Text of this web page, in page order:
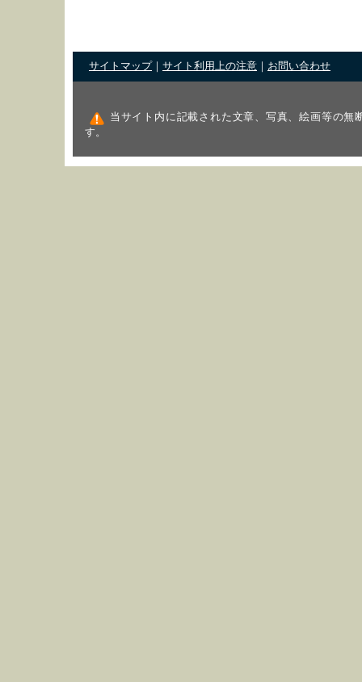
サイトマップ サイト利用上の注意 お問い合わせ
当サイト内に記載された文章、写真、絵画等の無
す。